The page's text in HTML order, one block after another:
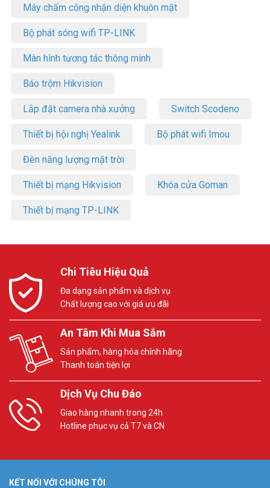
Máy chấm công nhận diện khuôn mặt
Bộ phát sóng wifi TP-LINK
Màn hình tương tác thông minh
Báo trộm Hikvision
Lắp đặt camera nhà xưởng Switch Scodeno
Thiết bị hội nghị Yealink Bộ phát wifi Imou
Đèn năng lượng mặt trời
Thiết bị mạng Hikvision Khóa cửa Goman
Thiết bị mạng TP-LINK
Chi Tiêu Hiệu Quả
Đa dạng sản phẩm và dịch vụ
Chất lượng cao với giá ưu đãi
An Tâm Khi Mua Sắm
Sản phẩm, hàng hóa chính hãng
Thanh toán tiện lợi
Dịch Vụ Chu Đáo
Giao hàng nhanh trong 24h
Hotline phục vụ cả T7 và CN
KẾT NỐI VỚI CHÚNG TÔI